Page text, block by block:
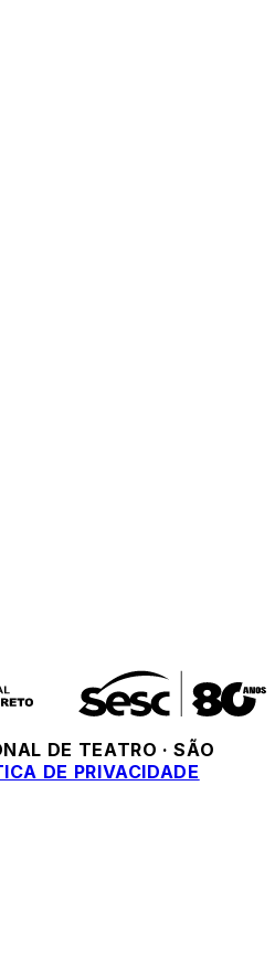
DE TEATRO ·SÃO
DE PRIVACIDADE